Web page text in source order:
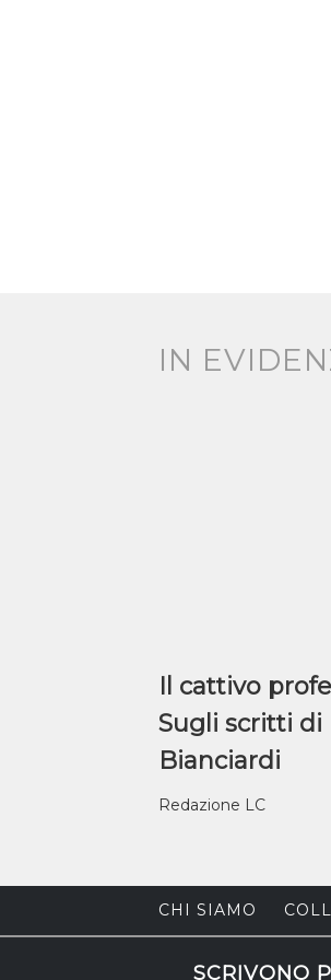
IN
Il cattivo
Sugli scritti di
Bianciardi
Redazione LC
CHI SIAMO
SCRIVONO